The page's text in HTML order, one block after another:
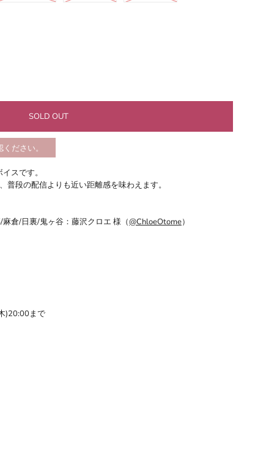
ださい。
スです。
段の配信よりも近い距離感を味わえます。
倉/日裏/鬼ヶ谷：藤沢クロエ 様（@ChloeOtome）
)20:00まで